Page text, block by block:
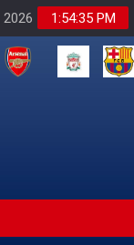
1:54:36 PM
2026